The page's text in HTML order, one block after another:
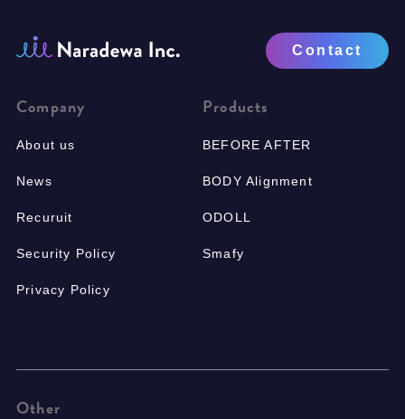
Contact
Company
About us
News
Recuruit
Security Policy
Privacy Policy
Products
BEFORE AFTER
BODY Alignment
ODOLL
Smafy
Other